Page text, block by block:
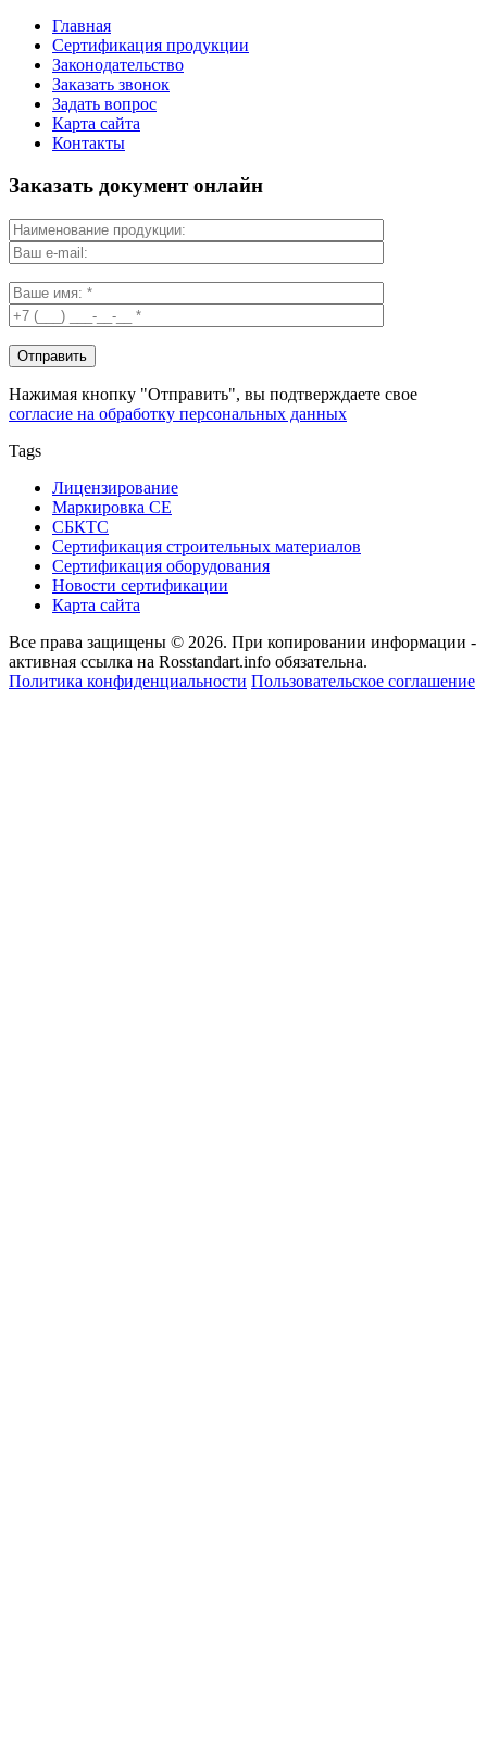
Главная
Сертификация продукции
Законодательство
Заказать звонок
Задать вопрос
Карта сайта
Контакты
Заказать документ онлайн
Нажимая кнопку "Отправить", вы подтверждаете свое
согласие на обработку персональных данных
Tags
Лицензирование
Маркировка СЕ
СБКТС
Сертификация строительных материалов
Сертификация оборудования
Новости сертификации
Карта сайта
Все права защищены © 2026. При копировании информации -
активная ссылка на Rosstandart.info обязательна.
Политика конфиденциальности Пользовательское соглашение